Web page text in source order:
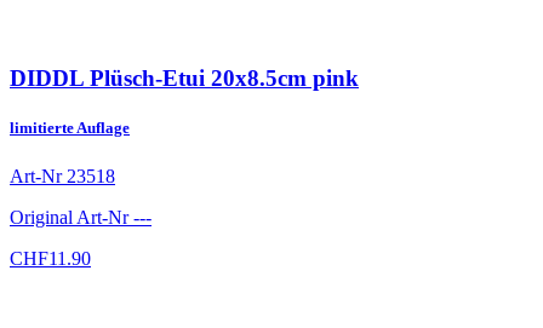
DIDDL Plüsch-Etui 20x8.5cm pink
limitierte Auflage
Art-Nr 23518
Original Art-Nr---
CHF11.90